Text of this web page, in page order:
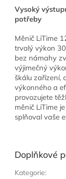
Vysoký
potřeby
Měnič LiTime
trvalý výkon
bez námahy
výjimečný
škálu zařízení,
výkonného a
provozujete
měnič LiTime
splňoval vaše
Doplňkové
Kategorie: